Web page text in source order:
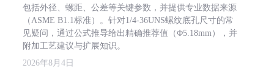
包括外径、螺距、公差等关键参数，并提供专业数据来源
（ASME B1.1标准）。针对1/4-36UNS螺纹底孔尺寸的常
见疑问，通过公式推导给出精确推荐值（Φ5.18mm），并
附加工艺建议与扩展知识。
2026年8月4日